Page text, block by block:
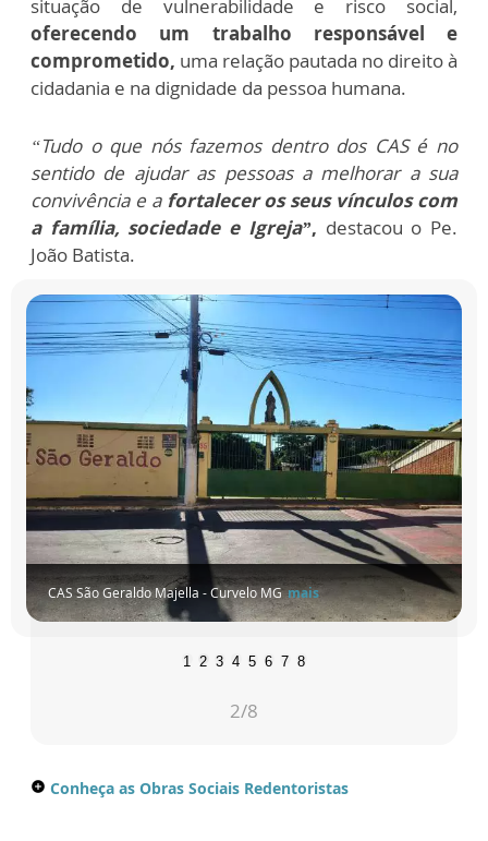
situação de vulnerabilidade e risco social,
oferecendo um trabalho responsável e
comprometido, uma relação pautada no direito à
cidadania e na dignidade da pessoa humana.
“Tudo o que nós fazemos dentro dos CAS é no
sentido de ajudar as pessoas a melhorar a sua
convivência e a fortalecer os seus vínculos com
a família, sociedade e Igreja”, destacou o Pe.
João Batista.
CAS São Geraldo Majella - Curvelo MG mais
1 2 3 4 5 6 7 8
2/8
add_circle Conheça as Obras Sociais Redentoristas